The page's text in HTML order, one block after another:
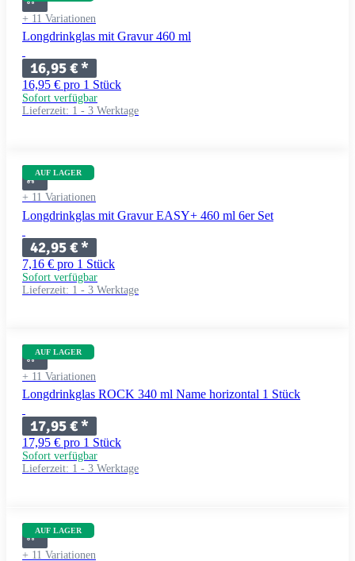
+ 11 Variationen
Longdrinkglas mit Gravur 460 ml
16,95 €*
16,95 € pro 1 Stück
Sofort verfügbar
Lieferzeit: 1 - 3 Werktage
AUF LAGER
+ 11 Variationen
Longdrinkglas mit Gravur EASY+ 460 ml 6er Set
42,95 €*
7,16 € pro 1 Stück
Sofort verfügbar
Lieferzeit: 1 - 3 Werktage
AUF LAGER
+ 11 Variationen
Longdrinkglas ROCK 340 ml Name horizontal 1 Stück
17,95 €*
17,95 € pro 1 Stück
Sofort verfügbar
Lieferzeit: 1 - 3 Werktage
AUF LAGER
+ 11 Variationen